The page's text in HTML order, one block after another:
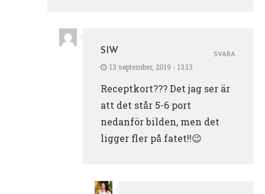
SIW
13 september, 2019 - 13:13
Receptkort??? Det jag ser är
att det står 5-6 port
nedanför bilden, men det
ligger fler på fatet!!😉
SVARA